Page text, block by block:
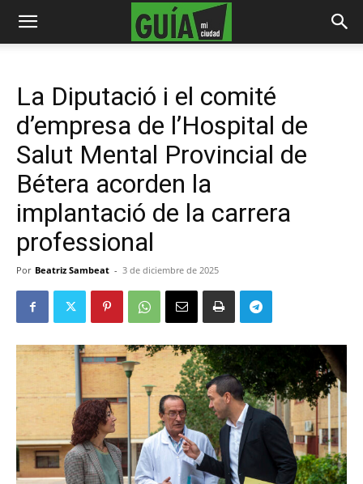
La Diputació i el comité
d’empresa de l’Hospital de
Salut Mental Provincial de
Bétera acorden la
implantació de la carrera
professional
Por Beatriz Sambeat - 3 de diciembre de 2025